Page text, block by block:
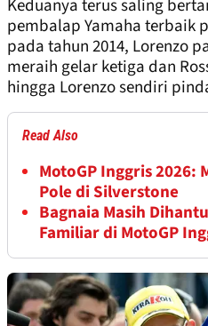
Keduanya terus saling
pembalap Yamaha terbaik
pada tahun 2014, Lorenzo
meraih gelar ketiga dan
hingga Lorenzo sendiri
Read Also
MotoGP Inggris
Pole di Silverstone
Bagnaia Masih
Familiar di MotoGP